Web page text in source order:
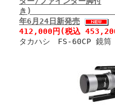
き)
年6月24日新発売
412,000円(税込
タカハシ FS-60CP 鏡筒